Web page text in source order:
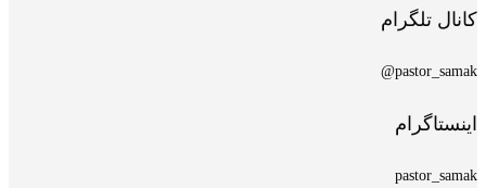
کانال تلگرام
pastor_samak@
اینستاگرام
pastor_samak